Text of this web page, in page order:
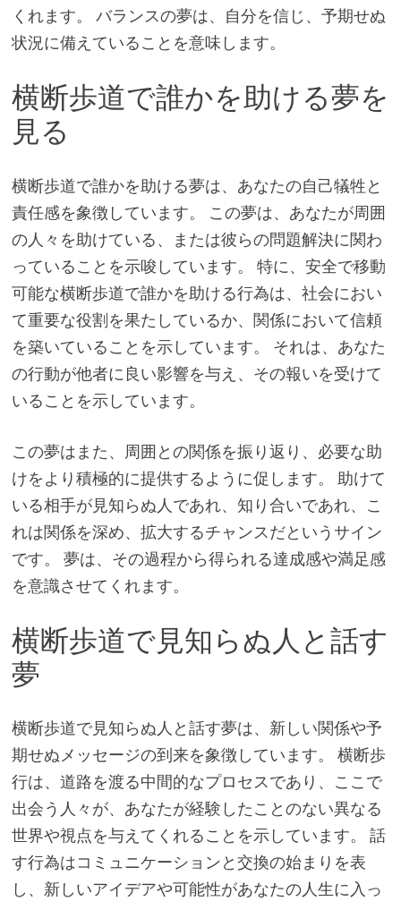
くれます。 バランスの夢は、自分を信じ、予期せぬ
状況に備えていることを意味します。
横断歩道で誰かを助ける夢を
見る
横断歩道で誰かを助ける夢は、あなたの自己犠牲と
責任感を象徴しています。 この夢は、あなたが周囲
の人々を助けている、または彼らの問題解決に関わ
っていることを示唆しています。 特に、安全で移動
可能な横断歩道で誰かを助ける行為は、社会におい
て重要な役割を果たしているか、関係において信頼
を築いていることを示しています。 それは、あなた
の行動が他者に良い影響を与え、その報いを受けて
いることを示しています。
この夢はまた、周囲との関係を振り返り、必要な助
けをより積極的に提供するように促します。 助けて
いる相手が見知らぬ人であれ、知り合いであれ、こ
れは関係を深め、拡大するチャンスだというサイン
です。 夢は、その過程から得られる達成感や満足感
を意識させてくれます。
横断歩道で見知らぬ人と話す
夢
横断歩道で見知らぬ人と話す夢は、新しい関係や予
期せぬメッセージの到来を象徴しています。 横断歩
行は、道路を渡る中間的なプロセスであり、ここで
出会う人々が、あなたが経験したことのない異なる
世界や視点を与えてくれることを示しています。 話
す行為はコミュニケーションと交換の始まりを表
し、新しいアイデアや可能性があなたの人生に入っ